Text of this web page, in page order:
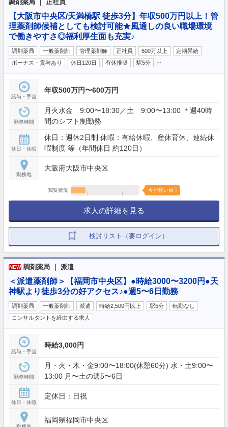
調剤薬局 ｜ 正社員
【大阪市中央区/天満橋駅 徒歩3分】年収500万円以上！管
理薬剤師候補としても検討可能★風通しの良い職場環境
で働きやすさ◎福利厚生面も充実♪
調剤薬局 一般薬剤師 管理薬剤師 正社員 600万以上
定期昇給
ボーナス・賞与あり
休日120日 有休推奨 駅5分
給与・手当
年収500万円〜600万円
勤務時間
月火水金 9:00〜18:30／土 9:00〜13:00 ＊週40時
間のシフト制勤務
休日・休暇
休日：週休2日制 休暇：有給休暇、産休育休、連続休
暇制度 等（年間休日 約120日）
勤務地
大阪府大阪市中央区
閲覧状況 今が狙い目！
求人の詳細を見る
検討リスト（要ログイン）
NEW 調剤薬局 ｜ 派遣
＜派遣薬剤師＞【福岡市中央区】●時給3000〜3200円●天
神駅より徒歩3分の好アクセス♪●週5〜6日勤務
調剤薬局 一般薬剤師 派遣 時給2,500円以上 駅5分
転勤なし
コンサルタントを経由する求人
給与・手当
時給3,000円
勤務時間
月・火・木・金9:00〜18:00(休憩60分) 水・土9:00〜
13:00 月〜土の週5〜6日
休日・休暇
定休日：日祝
福岡県福岡市中央区